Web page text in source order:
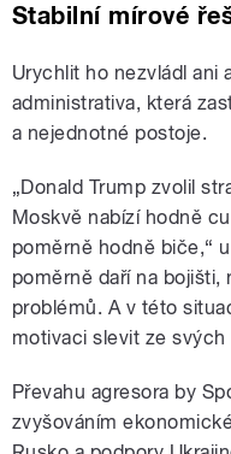
Stabilní mírové
Urychlit ho nezvládl ani
administrativa, která
a nejednotné postoje.
„Donald Trump zvolil
Moskvě nabízí hodně
poměrně hodně biče,“
poměrně daří na bojišti,
problémů. A v této
motivaci slevit ze
Převahu agresora by
zvyšováním